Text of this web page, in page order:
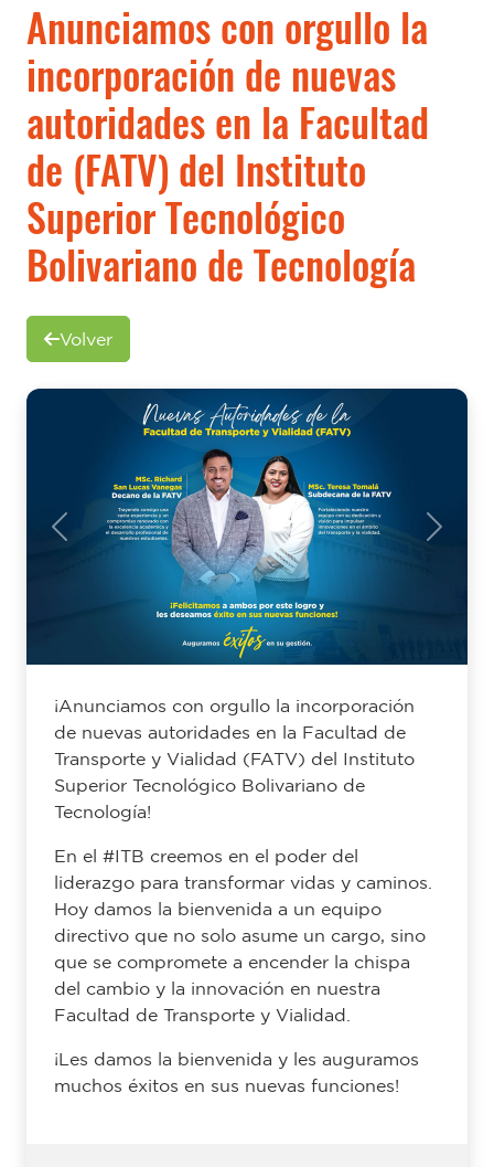
Anunciamos con orgullo la
incorporación de nuevas
autoridades en la Facultad
de (FATV) del Instituto
Superior Tecnológico
Bolivariano de Tecnología
Volver
Previous Next
¡Anunciamos con orgullo la incorporación
de nuevas autoridades en la Facultad de
Transporte y Vialidad (FATV) del Instituto
Superior Tecnológico Bolivariano de
Tecnología!
En el #ITB creemos en el poder del
liderazgo para transformar vidas y caminos.
Hoy damos la bienvenida a un equipo
directivo que no solo asume un cargo, sino
que se compromete a encender la chispa
del cambio y la innovación en nuestra
Facultad de Transporte y Vialidad.
¡Les damos la bienvenida y les auguramos
muchos éxitos en sus nuevas funciones!